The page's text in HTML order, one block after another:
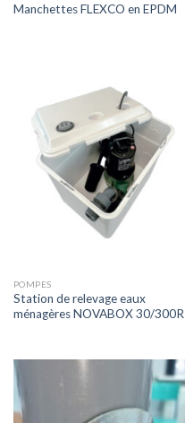
Manchettes FLEXCO en EPDM
POMPES
Station de relevage eaux
ménagères NOVABOX 30/300R